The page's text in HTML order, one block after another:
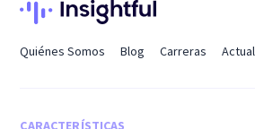
Quiénes Somos Blog Carreras
CARACTERÍSTICAS